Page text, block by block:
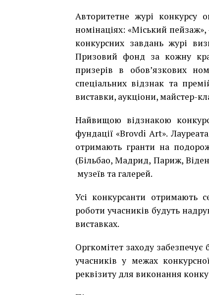
Авторитетне журі конкурсу
номінаціях: «Міський
конкурсних завдань журі
Призовий фонд за кожну
призерів в обов’язкових
спеціальних відзнак та
виставки, аукціони, майстер-
Найвищою відзнакою
фундації «Brovdi Art».
отримають гранти на
(Більбао, Мадрид, Париж,
музеїв та галерей.
Усі конкурсанти отримають
роботи учасників будуть
виставках.
Оргкомітет заходу
учасників у межах
реквізиту для виконання